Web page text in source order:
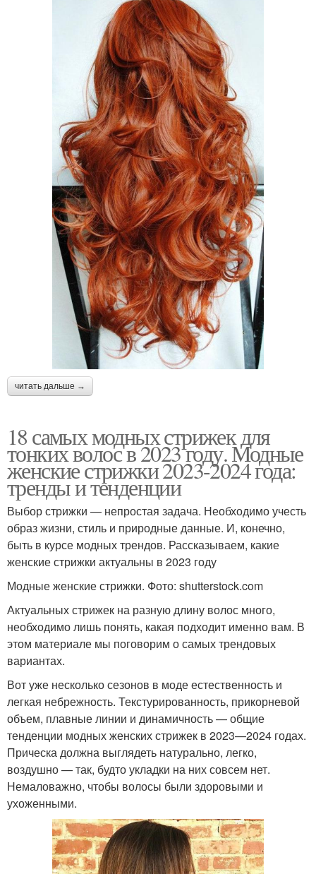
читать дальше →
18 самых модных стрижек для
тонких волос в 2023 году. Модные
женские стрижки 2023-2024 года:
тренды и тенденции
Выбор стрижки — непростая задача. Необходимо учесть
образ жизни, стиль и природные данные. И, конечно,
быть в курсе модных трендов. Рассказываем, какие
женские стрижки актуальны в 2023 году
Модные женские стрижки. Фото: shutterstock.com
Актуальных стрижек на разную длину волос много,
необходимо лишь понять, какая подходит именно вам. В
этом материале мы поговорим о самых трендовых
вариантах.
Вот уже несколько сезонов в моде естественность и
легкая небрежность. Текстурированность, прикорневой
объем, плавные линии и динамичность — общие
тенденции модных женских стрижек в 2023—2024 годах.
Прическа должна выглядеть натурально, легко,
воздушно — так, будто укладки на них совсем нет.
Немаловажно, чтобы волосы были здоровыми и
ухоженными.